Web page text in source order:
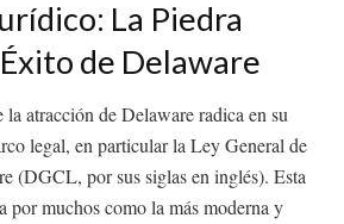
La Piedra
de Delaware
atracción de Delaware radica en su
legal, en particular la Ley General de
(DGCL, por sus siglas en inglés). Esta
por muchos como la más moderna y